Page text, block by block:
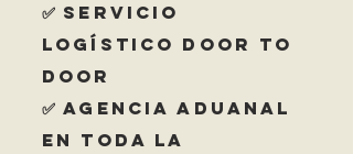
✅ Servicio
Logístico Door to
Door
✅ Agencia Aduanal
en Toda la